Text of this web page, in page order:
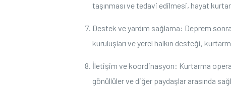
taşınması ve tedavi edilmesi, hayat
Destek ve yardım sağlama: Deprem
kuruluşları ve yerel halkın desteği,
İletişim ve koordinasyon: Kurtarma
gönüllüler ve diğer paydaşlar arasında